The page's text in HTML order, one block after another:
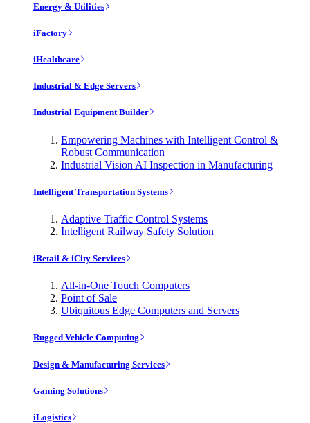
Energy & Utilities
iFactory
iHealthcare
Industrial & Edge Servers
Industrial Equipment Builder
Empowering Machines with Intelligent Control &
Robust Communication
Industrial Vision AI Inspection in Manufacturing
Intelligent Transportation Systems
Adaptive Traffic Control Systems
Intelligent Railway Safety Solution
iRetail & iCity Services
All-in-One Touch Computers
Point of Sale
Ubiquitous Edge Computers and Servers
Rugged Vehicle Computing
Design & Manufacturing Services
Gaming Solutions
iLogistics